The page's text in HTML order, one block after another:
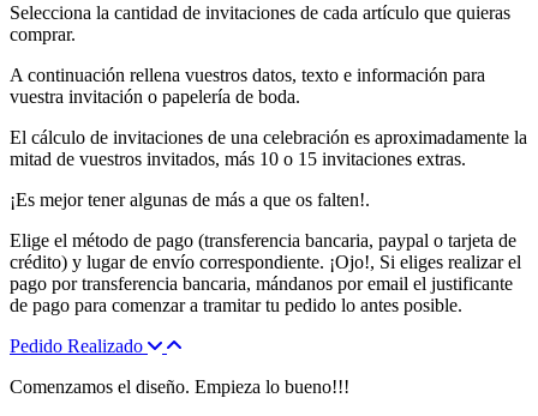
Selecciona la cantidad de invitaciones de cada artículo que quieras
comprar.
A continuación rellena vuestros datos, texto e información para
vuestra invitación o papelería de boda.
El cálculo de invitaciones de una celebración es aproximadamente la
mitad de vuestros invitados, más 10 o 15 invitaciones extras.
¡Es mejor tener algunas de más a que os falten!.
Elige el método de pago (transferencia bancaria, paypal o tarjeta de
crédito) y lugar de envío correspondiente. ¡Ojo!, Si eliges realizar el
pago por transferencia bancaria, mándanos por email el justificante
de pago para comenzar a tramitar tu pedido lo antes posible.
Pedido Realizado
Comenzamos el diseño. Empieza lo bueno!!!